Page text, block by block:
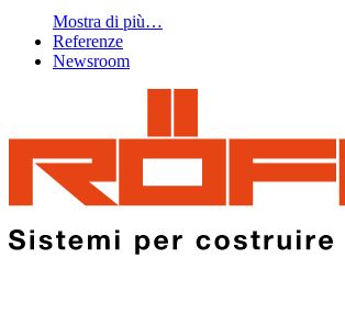
Mostra di più…
Referenze
Newsroom